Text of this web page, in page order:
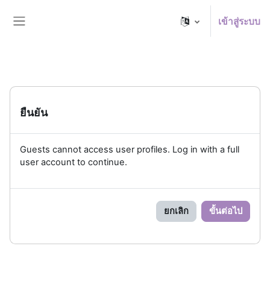
เข้าสู่ระบบ
ยืนยัน
Guests cannot access user profiles. Log in with a full
user account to continue.
ยกเลิก ขั้นต่อไป